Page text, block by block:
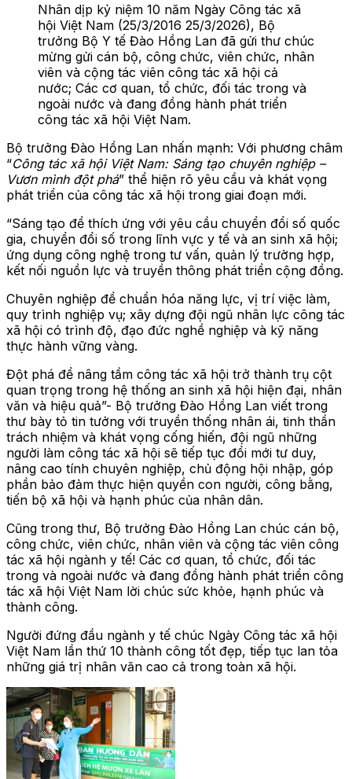
Nhân dịp kỷ niệm 10 năm Ngày Công tác xã
hội Việt Nam (25/3/2016 25/3/2026), Bộ
trưởng Bộ Y tế Đào Hồng Lan đã gửi thư chúc
mừng gửi cán bộ, công chức, viên chức, nhân
viên và cộng tác viên công tác xã hội cả
nước; Các cơ quan, tổ chức, đối tác trong và
ngoài nước và đang đồng hành phát triển
công tác xã hội Việt Nam.
Bộ trưởng Đào Hồng Lan nhấn mạnh: Với phương châm
“Công tác xã hội Việt Nam: Sáng tạo chuyên nghiệp –
Vươn mình đột phá” thể hiện rõ yêu cầu và khát vọng
phát triển của công tác xã hội trong giai đoạn mới.
“Sáng tạo để thích ứng với yêu cầu chuyển đổi số quốc
gia, chuyển đổi số trong lĩnh vực y tế và an sinh xã hội;
ứng dụng công nghệ trong tư vấn, quản lý trường hợp,
kết nối nguồn lực và truyền thông phát triển cộng đồng.
Chuyên nghiệp để chuẩn hóa năng lực, vị trí việc làm,
quy trình nghiệp vụ; xây dựng đội ngũ nhân lực công tác
xã hội có trình độ, đạo đức nghề nghiệp và kỹ năng
thực hành vững vàng.
Đột phá để nâng tầm công tác xã hội trở thành trụ cột
quan trọng trong hệ thống an sinh xã hội hiện đại, nhân
văn và hiệu quả”- Bộ trưởng Đào Hồng Lan viết trong
thư bày tỏ tin tưởng với truyền thống nhân ái, tinh thần
trách nhiệm và khát vọng cống hiến, đội ngũ những
người làm công tác xã hội sẽ tiếp tục đổi mới tư duy,
nâng cao tính chuyên nghiệp, chủ động hội nhập, góp
phần bảo đảm thực hiện quyền con người, công bằng,
tiến bộ xã hội và hạnh phúc của nhân dân.
Cũng trong thư, Bộ trưởng Đào Hồng Lan chúc cán bộ,
công chức, viên chức, nhân viên và cộng tác viên công
tác xã hội ngành y tế! Các cơ quan, tổ chức, đối tác
trong và ngoài nước và đang đồng hành phát triển công
tác xã hội Việt Nam lời chúc sức khỏe, hạnh phúc và
thành công.
Người đứng đầu ngành y tế chúc Ngày Công tác xã hội
Việt Nam lần thứ 10 thành công tốt đẹp, tiếp tục lan tỏa
những giá trị nhân văn cao cả trong toàn xã hội.